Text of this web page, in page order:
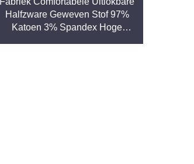
Halfzware Geweven Stof 97%
Katoen 3% Spandex Hoge